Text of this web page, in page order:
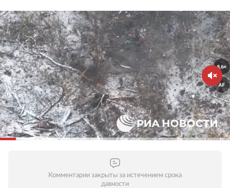
Комментарии закрыты за истечением срока
давности